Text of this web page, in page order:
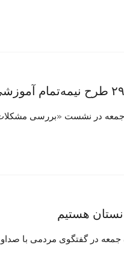
جمعه در نشست «بررسی
هستیم
در گفتگوی مردمی با